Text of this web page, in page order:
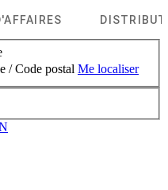
/ Code postal Me localiser